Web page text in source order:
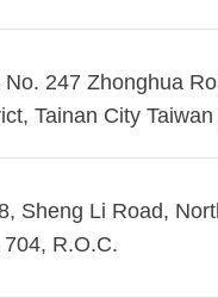
247 Zhonghua
Tainan City
Sheng Li Road,
R.O.C.